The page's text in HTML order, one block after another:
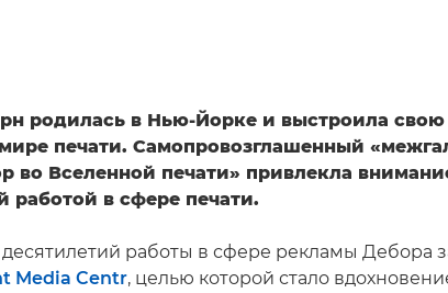
родилась в Нью-Йорке и выстроила свою
печати. Самопровозглашенный
во Вселенной печати» привлекла
работой в сфере печати.
десятилетий работы в сфере рекламы Дебора
Media Centr, целью которой стало